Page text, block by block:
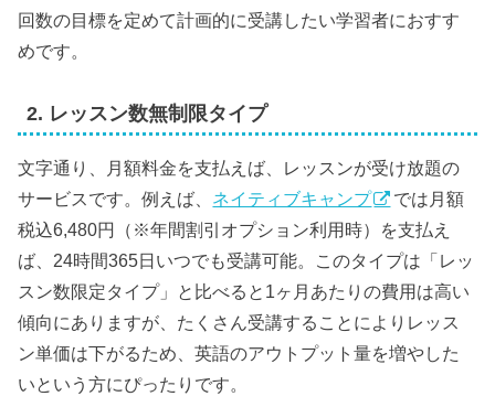
回数の目標を定めて計画的に受講したい学習者におすす
めです。
2. レッスン数無制限タイプ
文字通り、月額料金を支払えば、レッスンが受け放題の
サービスです。例えば、 ネイティブキャンプ
では月額
税込6,480円（※年間割引オプション利用時）を支払え
ば、24時間365日いつでも受講可能。このタイプは「レッ
スン数限定タイプ」と比べると1ヶ月あたりの費用は高い
傾向にありますが、たくさん受講することによりレッス
ン単価は下がるため、英語のアウトプット量を増やした
いという方にぴったりです。